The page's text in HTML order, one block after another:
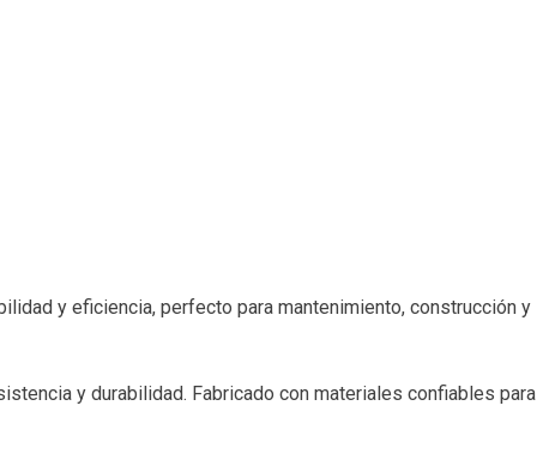
y eficiencia, perfecto para mantenimiento, construcción y
y durabilidad. Fabricado con materiales confiables para